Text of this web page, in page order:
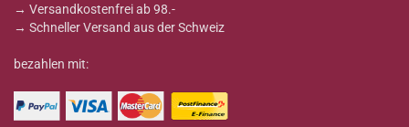
→ Versandkostenfrei ab 98.-
→ Schneller Versand aus der Schweiz
bezahlen mit: